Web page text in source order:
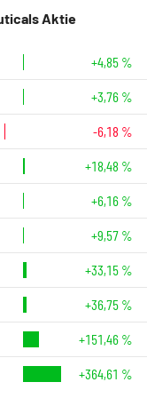
Aktie
+4,85 %
+3,76 %
-6,18 %
+18,48 %
+6,16 %
+9,57 %
+33,15 %
+36,75 %
+151,46 %
+364,61 %